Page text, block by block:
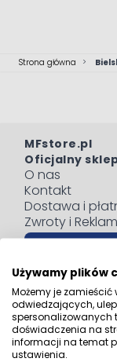
Strona główna >
MFstore.pl
Oficjalny
O nas
Kontakt
Dostawa i
Zwroty i
Blog
Regulaminy
Polityka
Informacja o
elektronicznym
Używamy plików
Możemy je
odwiedzających,
spersonalizowanych
doświadczenia na
informacji na temat
ustawienia.